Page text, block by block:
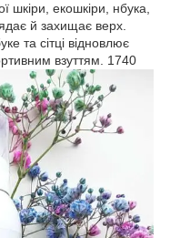
шкіри, екошкіри, нбука,
й захищає верх.
та сітці відновлює
взуттям. 1740